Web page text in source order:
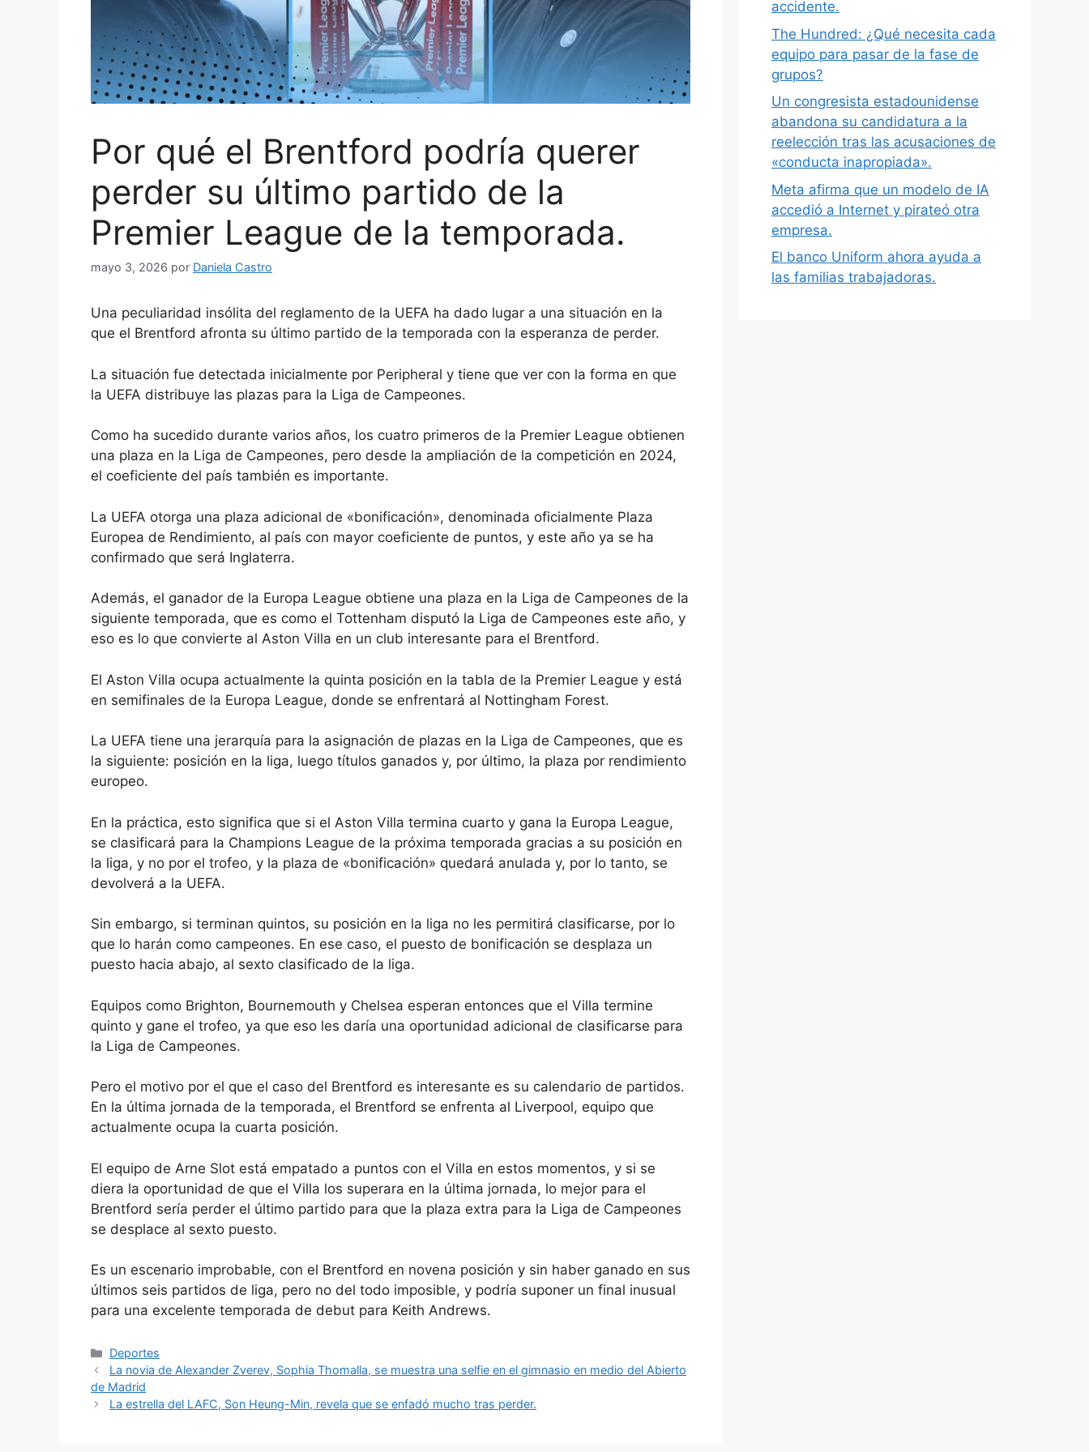
Por qué el Brentford podría querer
perder su último partido de la
Premier League de la temporada.
mayo 3, 2026 por Daniela Castro
Una peculiaridad insólita del reglamento de la UEFA ha dado lugar a una situación en la
que el Brentford afronta su último partido de la temporada con la esperanza de perder.
La situación fue detectada inicialmente por Peripheral y tiene que ver con la forma en que
la UEFA distribuye las plazas para la Liga de Campeones.
Como ha sucedido durante varios años, los cuatro primeros de la Premier League obtienen
una plaza en la Liga de Campeones, pero desde la ampliación de la competición en 2024,
el coeficiente del país también es importante.
La UEFA otorga una plaza adicional de «bonificación», denominada oficialmente Plaza
Europea de Rendimiento, al país con mayor coeficiente de puntos, y este año ya se ha
confirmado que será Inglaterra.
Además, el ganador de la Europa League obtiene una plaza en la Liga de Campeones de la
siguiente temporada, que es como el Tottenham disputó la Liga de Campeones este año, y
eso es lo que convierte al Aston Villa en un club interesante para el Brentford.
El Aston Villa ocupa actualmente la quinta posición en la tabla de la Premier League y está
en semifinales de la Europa League, donde se enfrentará al Nottingham Forest.
La UEFA tiene una jerarquía para la asignación de plazas en la Liga de Campeones, que es
la siguiente: posición en la liga, luego títulos ganados y, por último, la plaza por rendimiento
europeo.
En la práctica, esto significa que si el Aston Villa termina cuarto y gana la Europa League,
se clasificará para la Champions League de la próxima temporada gracias a su posición en
la liga, y no por el trofeo, y la plaza de «bonificación» quedará anulada y, por lo tanto, se
devolverá a la UEFA.
Sin embargo, si terminan quintos, su posición en la liga no les permitirá clasificarse, por lo
que lo harán como campeones. En ese caso, el puesto de bonificación se desplaza un
puesto hacia abajo, al sexto clasificado de la liga.
Equipos como Brighton, Bournemouth y Chelsea esperan entonces que el Villa termine
quinto y gane el trofeo, ya que eso les daría una oportunidad adicional de clasificarse para
la Liga de Campeones.
Pero el motivo por el que el caso del Brentford es interesante es su calendario de partidos.
En la última jornada de la temporada, el Brentford se enfrenta al Liverpool, equipo que
actualmente ocupa la cuarta posición.
El equipo de Arne Slot está empatado a puntos con el Villa en estos momentos, y si se
diera la oportunidad de que el Villa los superara en la última jornada, lo mejor para el
Brentford sería perder el último partido para que la plaza extra para la Liga de Campeones
se desplace al sexto puesto.
Es un escenario improbable, con el Brentford en novena posición y sin haber ganado en sus
últimos seis partidos de liga, pero no del todo imposible, y podría suponer un final inusual
para una excelente temporada de debut para Keith Andrews.
Categorías
Deportes
La novia de Alexander Zverev, Sophia Thomalla, se muestra una selfie en el gimnasio en medio del Abierto
de Madrid
La estrella del LAFC, Son Heung-Min, revela que se enfadó mucho tras perder.
accidente.
The Hundred: ¿Qué necesita cada
equipo para pasar de la fase de
grupos?
Un congresista estadounidense
abandona su candidatura a la
reelección tras las acusaciones de
«conducta inapropiada».
Meta afirma que un modelo de IA
accedió a Internet y pirateó otra
empresa.
El banco Uniform ahora ayuda a
las familias trabajadoras.